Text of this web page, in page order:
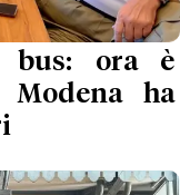
bus: ora è
ha